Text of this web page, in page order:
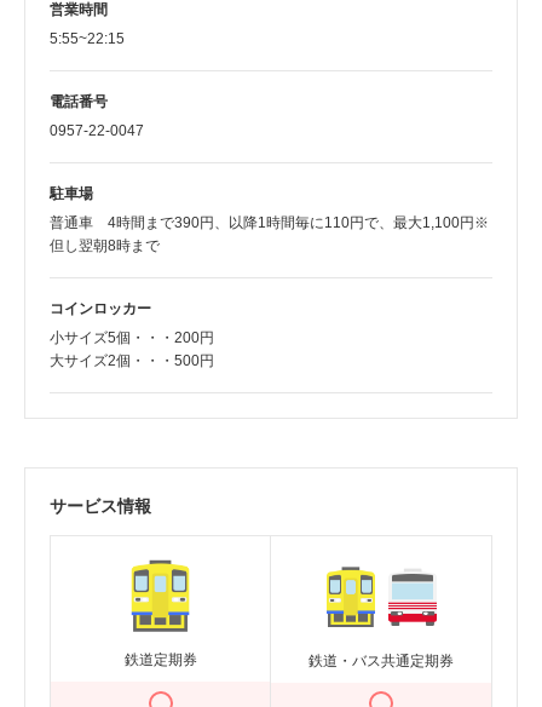
営業時間
5:55~22:15
電話番号
0957-22-0047
駐車場
普通車 4時間まで390円、以降1時間毎に110円で、最大1,100円※
但し翌朝8時まで
コインロッカー
小サイズ5個・・・200円
大サイズ2個・・・500円
サービス情報
鉄道定期券 鉄道・バス共通定期券